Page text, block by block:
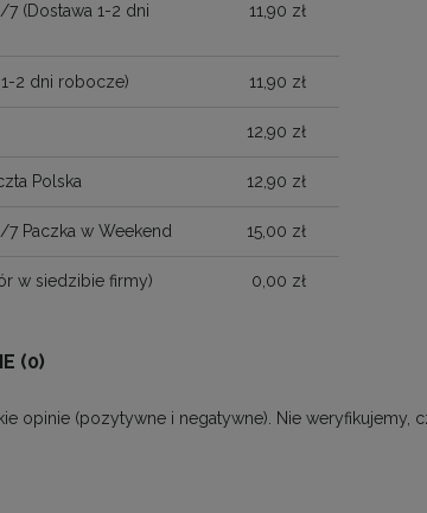
7 (Dostawa 1-2 dni
11,90 zł
1-2 dni robocze) 11,90 zł
12,90 zł
Polska 12,90 zł
Paczka w Weekend 15,00 zł
w siedzibie firmy) 0,00 zł
(0)
opinie (pozytywne i negatywne). Nie